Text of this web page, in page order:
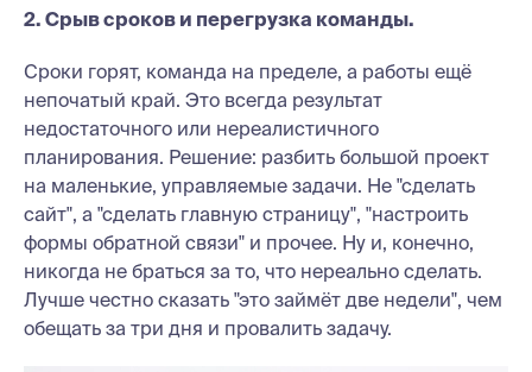
2. Срыв сроков и перегрузка команды.
Сроки горят, команда на пределе, а работы ещё
непочатый край. Это всегда результат
недостаточного или нереалистичного
планирования. Решение: разбить большой проект
на маленькие, управляемые задачи. Не "сделать
сайт", а "сделать главную страницу", "настроить
формы обратной связи" и прочее. Ну и, конечно,
никогда не браться за то, что нереально сделать.
Лучше честно сказать "это займёт две недели", чем
обещать за три дня и провалить задачу.